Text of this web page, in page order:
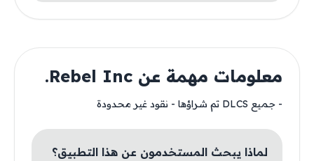
معلومات مهمة عن Rebel Inc.
- جميع DLCS تم شراؤها - نقود غير محدودة
لماذا يبحث المستخدمون عن هذا التطبيق؟